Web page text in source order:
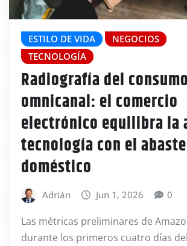
ESTILO DE VIDA
NEGOCIOS
TECNOLOGÍA
Radiografía del consumo
omnicanal: el comercio
electrónico equilibra la
tecnología con el
doméstico
Adrián Jun 1, 2026 0
Las métricas preliminares de
durante los primeros cuatro días